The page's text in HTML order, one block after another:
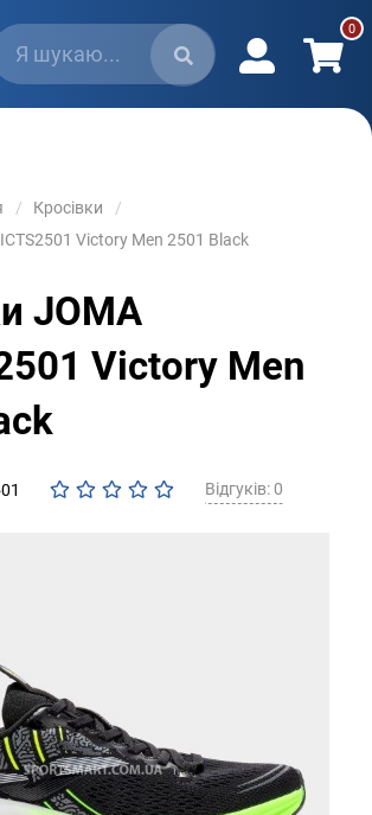
Кросівки
Victory Men 2501 Black
JOMA
Victory Men
Відгуків: 0